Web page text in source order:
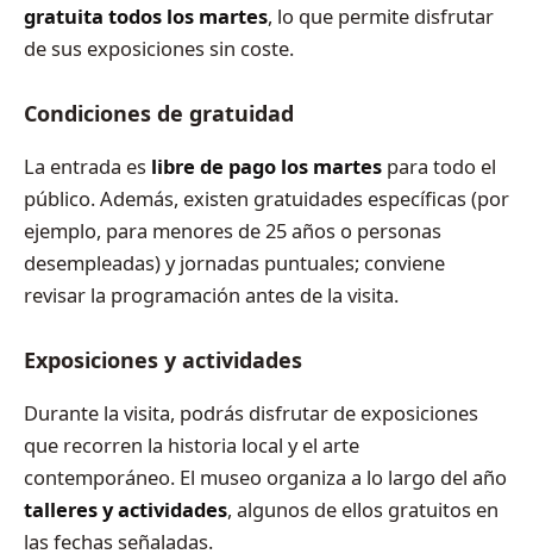
gratuita todos los martes, lo que permite disfrutar
de sus exposiciones sin coste.
Condiciones de gratuidad
La entrada es libre de pago los martes para todo el
público. Además, existen gratuidades específicas (por
ejemplo, para menores de 25 años o personas
desempleadas) y jornadas puntuales; conviene
revisar la programación antes de la visita.
Exposiciones y actividades
Durante la visita, podrás disfrutar de exposiciones
que recorren la historia local y el arte
contemporáneo. El museo organiza a lo largo del año
talleres y actividades, algunos de ellos gratuitos en
las fechas señaladas.